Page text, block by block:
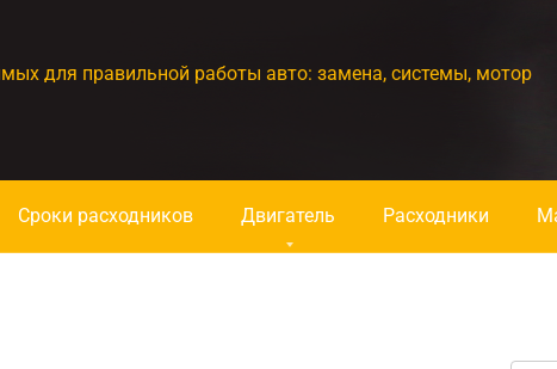
для правильной работы авто: замена, системы, мотор
Сроки расходников Двигатель Расходники